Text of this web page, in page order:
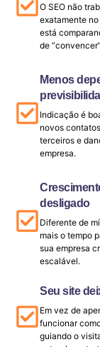
O SEO não
exatamente
está
de
Menos
Indicação é
novos
terceiros e
empresa.
desligado
Diferente de
mais o tempo
sua empresa
escalável.
Seu site
Em vez de
funcionar
guiando o